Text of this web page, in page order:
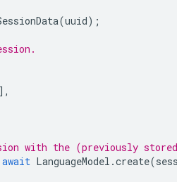
(uuid);
with the (previously stored
await LanguageModel .create(